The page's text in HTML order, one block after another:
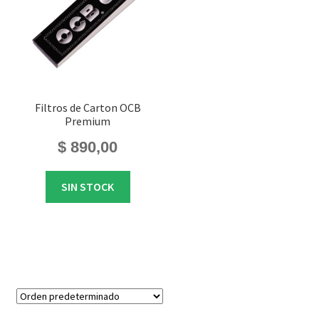
Filtros de Carton OCB
Premium
$ 890,00
SIN STOCK